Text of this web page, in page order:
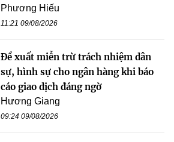
Phương Hiếu
11:21 09/08/2026
Đề xuất miễn trừ trách nhiệm dân
sự, hình sự cho ngân hàng khi báo
cáo giao dịch đáng ngờ
Hương Giang
09:24 09/08/2026